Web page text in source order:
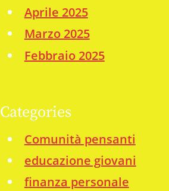
Aprile 2025
Marzo 2025
Febbraio 2025
Categories
Comunità pensanti
educazione giovani
finanza personale